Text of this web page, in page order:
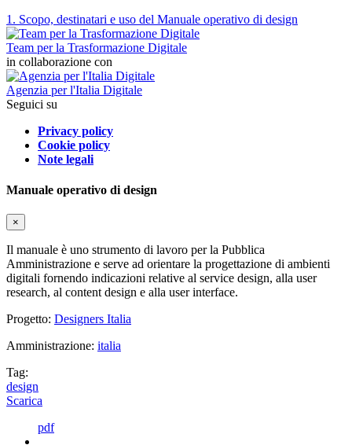
1. Scopo, destinatari e uso del Manuale operativo di design
Team per la Trasformazione Digitale
in collaborazione con
Agenzia per l'Italia Digitale
Seguici su
Privacy policy
Cookie policy
Note legali
Manuale operativo di design
×
Il manuale è uno strumento di lavoro per la Pubblica
Amministrazione e serve ad orientare la progettazione di ambienti
digitali fornendo indicazioni relative al service design, alla user
research, al content design e alla user interface.
Progetto: Designers Italia
Amministrazione: italia
Tag:
design
Scarica
pdf